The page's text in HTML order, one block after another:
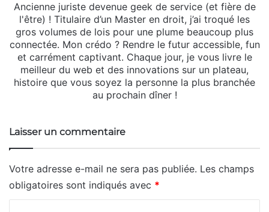
Ancienne juriste devenue geek de service (et fière de
l'être) ! Titulaire d’un Master en droit, j’ai troqué les
gros volumes de lois pour une plume beaucoup plus
connectée. Mon crédo ? Rendre le futur accessible, fun
et carrément captivant. Chaque jour, je vous livre le
meilleur du web et des innovations sur un plateau,
histoire que vous soyez la personne la plus branchée
au prochain dîner !
Laisser un commentaire
Votre adresse e-mail ne sera pas publiée. Les champs
obligatoires sont indiqués avec *